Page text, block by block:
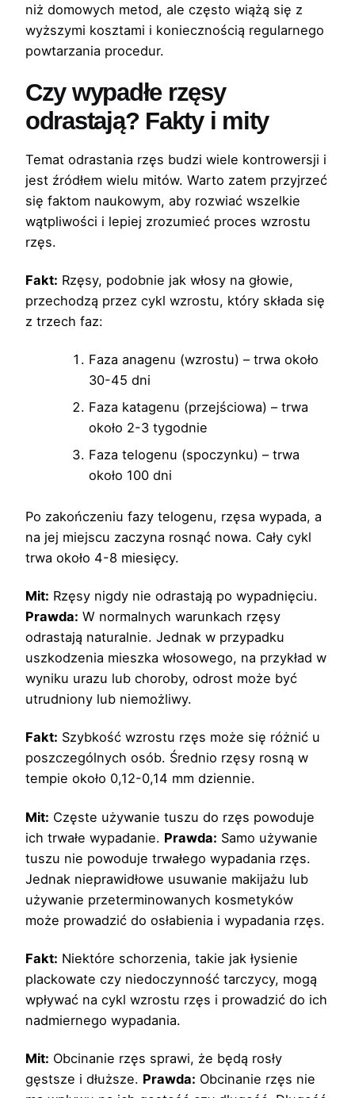
niż domowych metod, ale często wiążą się z
wyższymi kosztami i koniecznością regularnego
powtarzania procedur.
Czy wypadłe rzęsy
odrastają? Fakty i mity
Temat odrastania rzęs budzi wiele kontrowersji i
jest źródłem wielu mitów. Warto zatem przyjrzeć
się faktom naukowym, aby rozwiać wszelkie
wątpliwości i lepiej zrozumieć proces wzrostu
rzęs.
Fakt: Rzęsy, podobnie jak włosy na głowie,
przechodzą przez cykl wzrostu, który składa się
z trzech faz:
Faza anagenu (wzrostu) – trwa około
30-45 dni
Faza katagenu (przejściowa) – trwa
około 2-3 tygodnie
Faza telogenu (spoczynku) – trwa
około 100 dni
Po zakończeniu fazy telogenu, rzęsa wypada, a
na jej miejscu zaczyna rosnąć nowa. Cały cykl
trwa około 4-8 miesięcy.
Mit: Rzęsy nigdy nie odrastają po wypadnięciu.
Prawda: W normalnych warunkach rzęsy
odrastają naturalnie. Jednak w przypadku
uszkodzenia mieszka włosowego, na przykład w
wyniku urazu lub choroby, odrost może być
utrudniony lub niemożliwy.
Fakt: Szybkość wzrostu rzęs może się różnić u
poszczególnych osób. Średnio rzęsy rosną w
tempie około 0,12-0,14 mm dziennie.
Mit: Częste używanie tuszu do rzęs powoduje
ich trwałe wypadanie. Prawda: Samo używanie
tuszu nie powoduje trwałego wypadania rzęs.
Jednak nieprawidłowe usuwanie makijażu lub
używanie przeterminowanych kosmetyków
może prowadzić do osłabienia i wypadania rzęs.
Fakt: Niektóre schorzenia, takie jak łysienie
plackowate czy niedoczynność tarczycy, mogą
wpływać na cykl wzrostu rzęs i prowadzić do ich
nadmiernego wypadania.
Mit: Obcinanie rzęs sprawi, że będą rosły
gęstsze i dłuższe. Prawda: Obcinanie rzęs nie